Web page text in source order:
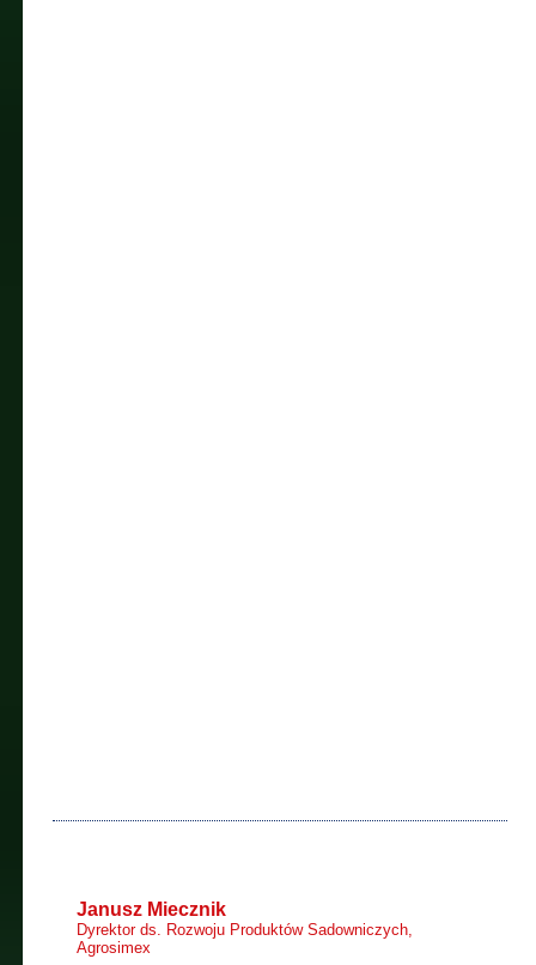
Janusz Miecznik
Dyrektor ds. Rozwoju Produktów Sadowniczych,
Agrosimex